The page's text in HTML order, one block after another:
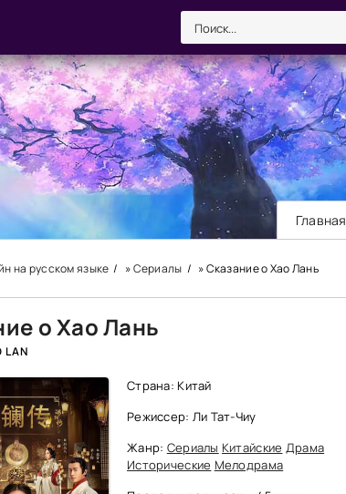
Главная
на русском языке »Сериалы » Сказание о Хао Лань
о Хао Лань
LAN
Страна: Китай
Режиссер: Ли Тат-Чиу
Жанр: Сериалы Китайские Драма
Исторические Мелодрама